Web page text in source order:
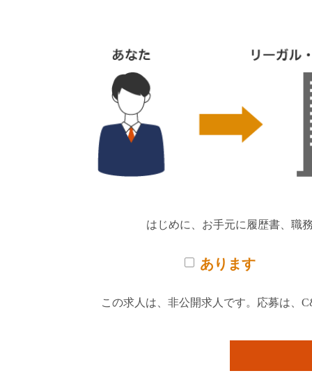
はじめに、お手元に履歴書、職
あります
この求人は、非公開求人です。応募は、